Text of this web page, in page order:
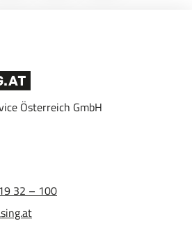
Österreich GmbH
32 – 100